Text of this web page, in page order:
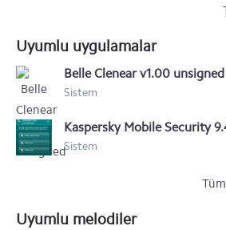
Nokia Lumia icon 929
Nokia Lumia 1320
Nokia Lumia 1520
Nokia 500
Uyumlu uygulamalar
Belle Clenear v1.00 unsigned
Sistem
Kaspersky Mobile Security
Sistem
Uyumlu melodiler